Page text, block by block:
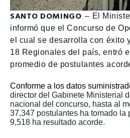
SANTO DOMINGO. – El
informó que el Concurso de
el cual se desarrolla con éxito
18 Regionales del país, entró
promedio de postulantes
Conforme a los datos
director del Gabinete Ministerial
nacional del concurso, hasta al
37,347 postulantes ha tomado la
9,518 ha resultado acorde.